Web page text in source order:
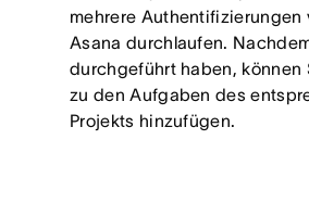
mehrere Authentifizierungen
Asana durchlaufen.
durchgeführt haben, können
zu den Aufgaben des
Projekts hinzufügen.